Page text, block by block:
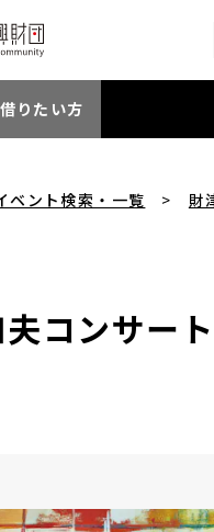
りたい方
ベント検索・一覧 財
夫コンサー
ート2025 with 姫野達也